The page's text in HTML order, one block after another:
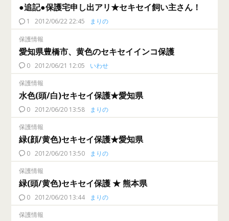
●追記●保護宅申し出アリ★セキセイ飼い主さん！
1 2012/06/22 22:45 まりの
保護情報
愛知県豊橋市、黄色のセキセイインコ保護
0 2012/06/21 12:05 いわせ
保護情報
水色(頭/白)セキセイ保護★愛知県
0 2012/06/20 13:58 まりの
保護情報
緑(顔/黄色)セキセイ保護★愛知県
0 2012/06/20 13:50 まりの
保護情報
緑(頭/黄色)セキセイ保護 ★ 熊本県
0 2012/06/20 13:44 まりの
保護情報